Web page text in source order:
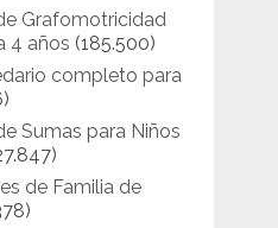
Grafomotricidad
4 años (185.500)
completo para
Sumas para Niños
de Familia de